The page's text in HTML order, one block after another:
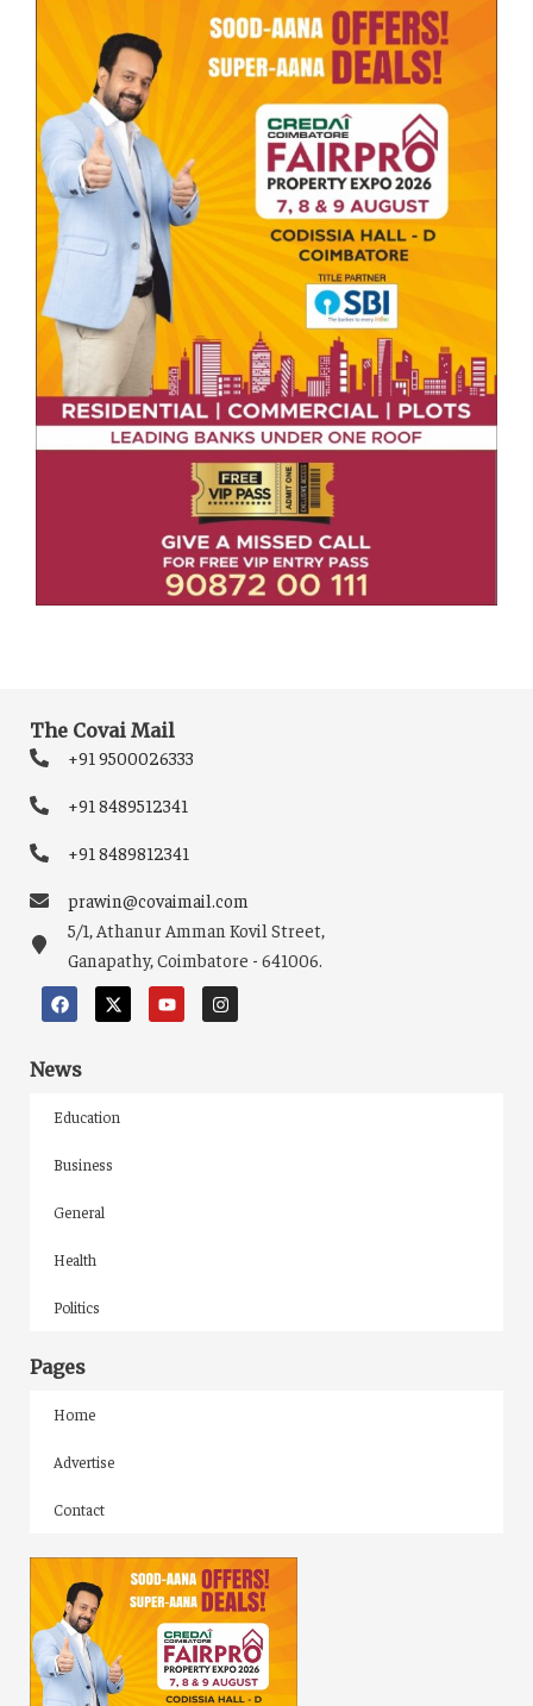
The Covai Mail
+91 9500026333
+91 8489512341
+91 8489812341
prawin@covaimail.com
5/1, Athanur Amman Kovil Street,
Ganapathy, Coimbatore - 641006.
News
Education
Business
General
Health
Politics
Pages
Home
Advertise
Contact